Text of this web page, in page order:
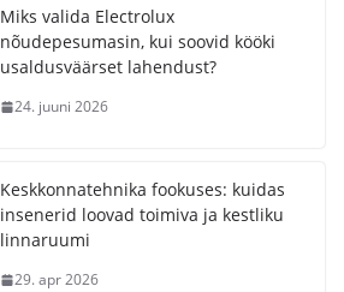
Miks valida Electrolux
nõudepesumasin, kui soovid kööki
usaldusväärset lahendust?
24. juuni 2026
Keskkonnatehnika fookuses: kuidas
insenerid loovad toimiva ja kestliku
linnaruumi
29. apr 2026